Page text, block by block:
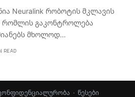
Neuralink რობოტის მკლავის
რომლის გაკონტროლება
მხოლოდ…
READ
· წესები